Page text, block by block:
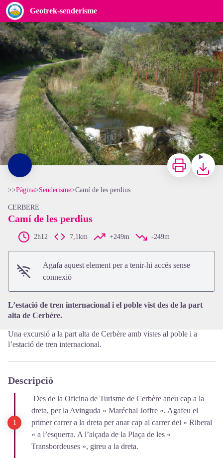
Geotrek-senderisme
Camí de les perdius
sentier des perdreaux - BIT Cerbère
View picture in full screen
ImprimirBaixar
>>Pàgina>Senderisme>Camí de les perdius
CERBERE
Camí de les perdius
2h12 7,1km +249m -249m
Agafa aquest element per a tenir-hi accés sense
connexió
L’estació de tren internacional i el poble vist des de la part
alta de Cerbère.
Una excursió a la part alta de Cerbère amb vistes al poble i a
l’estació de tren internacional.
Descripció
Des de la Oficina de Turisme de Cerbère aneu cap a la
dreta, per la Avinguda « Maréchal Joffre ». Agafeu el
primer carrer a la dreta per anar cap al carrer del « Riberal
« a l’esquerra. A l’alçada de la Plaça de les «
Transbordeuses », gireu a la dreta.